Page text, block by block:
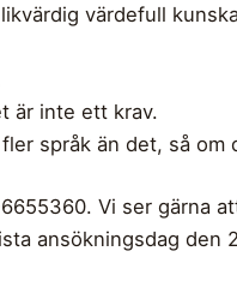
värdefull
är inte ett krav.
språk än det, så
Vi ser gärna
ansökningsdag den